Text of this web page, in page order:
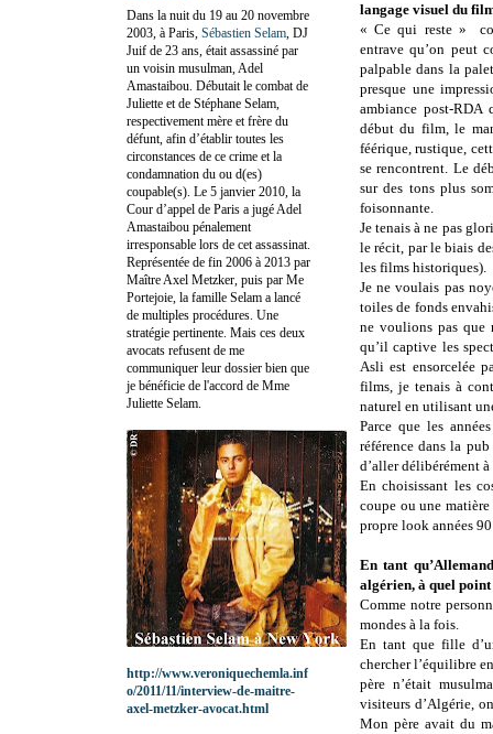
langage visuel du
« Ce qui reste »
entrave qu’on peut
palpable dans la
presque une
ambiance post-RDA
début du film, le
féérique, rustique,
se rencontrent. Le
sur des tons plus
foisonnante.
Je tenais à ne pas
le récit, par le biais
les films historiques).
Je ne voulais pas
toiles de fonds
ne voulions pas que
qu’il captive les
Asli est ensorcelée
films, je tenais à
naturel en utilisant
Parce que les
référence dans la
d’aller délibérément
En choisissant les
coupe ou une
propre look années
En tant
algérien, à quel point
Comme notre
mondes à la fois.
En tant que fille
chercher l’équilibre
père n’était
visiteurs d’Algérie,
Mon père avait du
Dans la nuit du 19 au 20 novembre
2003, à Paris, Sébastien Selam , DJ
Juif de 23 ans, était assassiné par
un voisin musulman, Adel
Amastaibou. Débutait le combat de
Juliette et de Stéphane Selam,
respectivement mère et frère du
défunt, afin d’établir toutes les
circonstances de ce crime et la
condamnation du ou d(es)
coupable(s). Le 5 janvier 2010, la
Cour d’appel de Paris a jugé Adel
Amastaibou pénalement
irresponsable lors de cet assassinat.
Représentée de fin 2006 à 2013 par
Maître Axel Metzker, puis par Me
Portejoie, la famille Selam a lancé
de multiples procédures. Une
stratégie pertinente. Mais ces deux
avocats refusent de me
communiquer leur dossier bien que
je bénéficie de l'accord de Mme
Juliette Selam.
http://www.veroniquechemla.inf
o/2011/11/interview-de-maitre-
axel-metzker-avocat.html